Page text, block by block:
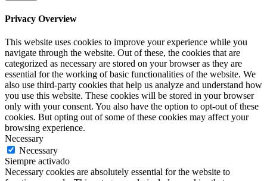
Privacy Overview
This website uses cookies to improve your experience while you
navigate through the website. Out of these, the cookies that are
categorized as necessary are stored on your browser as they are
essential for the working of basic functionalities of the website. We
also use third-party cookies that help us analyze and understand how
you use this website. These cookies will be stored in your browser
only with your consent. You also have the option to opt-out of these
cookies. But opting out of some of these cookies may affect your
browsing experience.
Necessary
Necessary
Siempre activado
Necessary cookies are absolutely essential for the website to